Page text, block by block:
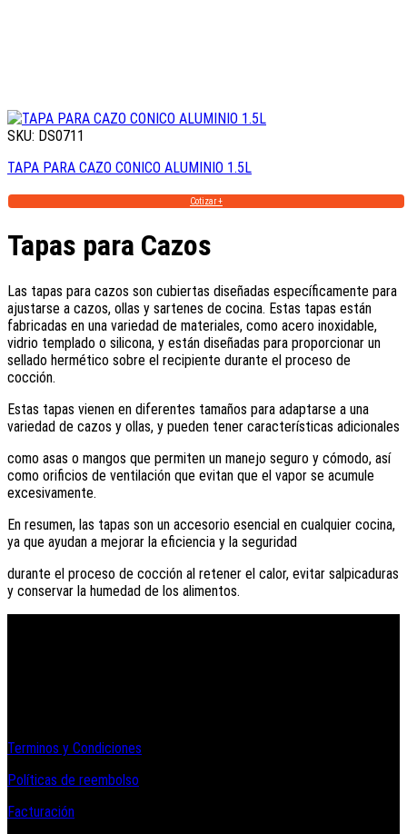
SKU: DS0711
TAPA PARA CAZO CONICO ALUMINIO 1.5L
Cotizar +
Tapas para Cazos
Las tapas para cazos son cubiertas diseñadas específicamente para
ajustarse a cazos, ollas y sartenes de cocina. Estas tapas están
fabricadas en una variedad de materiales, como acero inoxidable,
vidrio templado o silicona, y están diseñadas para proporcionar un
sellado hermético sobre el recipiente durante el proceso de
cocción.
Estas tapas vienen en diferentes tamaños para adaptarse a una
variedad de cazos y ollas, y pueden tener características adicionales
como asas o mangos que permiten un manejo seguro y cómodo, así
como orificios de ventilación que evitan que el vapor se acumule
excesivamente.
En resumen, las tapas son un accesorio esencial en cualquier cocina,
ya que ayudan a mejorar la eficiencia y la seguridad
durante el proceso de cocción al retener el calor, evitar salpicaduras
y conservar la humedad de los alimentos.
Terminos y Condiciones
Políticas de reembolso
Facturación